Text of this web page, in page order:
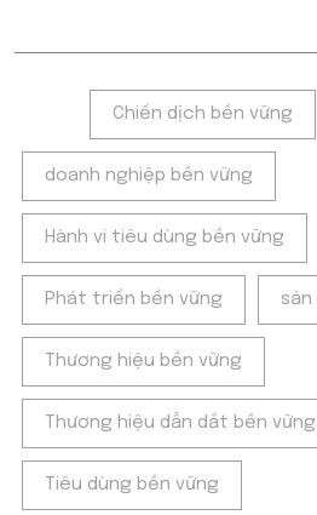
Chiến dịch bền vững
doanh nghiệp bền vững
Hành vi tiêu dùng bền vững
Phát triển bền vững sản
Thương hiệu bền vững
Thương hiệu dẫn dắt bền vững
Tiêu dùng bền vững